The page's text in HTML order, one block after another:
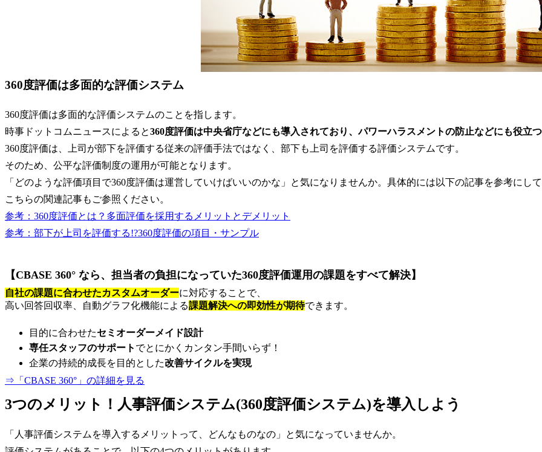
360度評価は多面的な評価システム
360度評価は多面的な評価システムのことを指します。
時事ドットコムニュースによると360度評価は中央省庁などにも導入されており、パワーハラスメントの防止などにも役立
360度評価は、上司が部下を評価する従来の評価手法ではなく、部下も上司を評価する評価システムです。
そのため、公平な評価制度の運用が可能となります。
「どのような評価項目で360度評価は運営していけばいいのかな」と気になりませんか。具体的には以下の記事を参考にし
こちらの関連記事もご参照ください。
参考：360度評価とは？多面評価を採用するメリットとデメリット
参考：部下が上司を評価する!?360度評価の項目・サンプル
【CBASE 360° なら、担当者の負担になっていた360度評価運用の課題をすべて解決】
自社の課題に合わせたカスタムオーダーに対応することで、
高い回答回収率、自動グラフ化機能による課題解決への即効性が期待できます。
目的に合わせたセミオーダーメイド設計
専任スタッフのサポート でとにかくカンタン手間いらず！
企業の持続的成長を目的とした改善サイクルを実現
⇒「CBASE 360°」の詳細を見る
3つのメリット！人事評価システム(360度評価システム)を導入しよう
「人事評価システムを導入するメリットって、どんなものなの」と気になっていませんか。